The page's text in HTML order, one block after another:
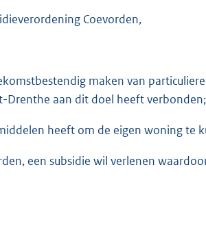
Coevorden,
maken van
Drenthe aan dit doel heeft verbonden;
heeft om de eigen woning te
een subsidie wil verlenen